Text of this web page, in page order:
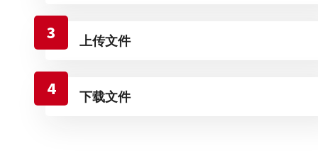
3 上传文件
4 下载文件